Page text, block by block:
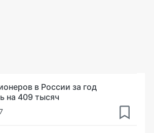
в России за год
на 409 тысяч